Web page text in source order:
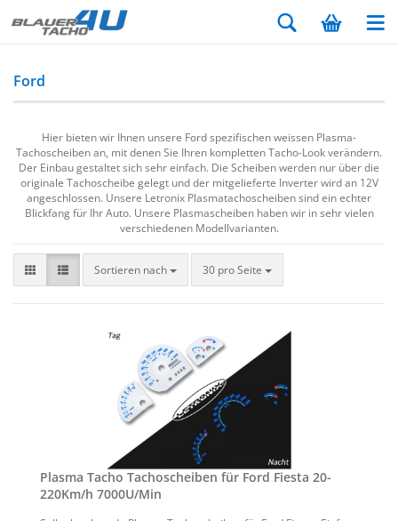
Ford
Hier bieten wir Ihnen unsere Ford spezifischen weissen Plasma-
Tachoscheiben an, mit denen Sie Ihren kompletten Tacho-Look verändern.
Der Einbau gestaltet sich sehr einfach. Die Scheiben werden nur über die
originale Tachoscheibe gelegt und der mitgelieferte Inverter wird an 12V
angeschlossen. Unsere Letronix Plasmatachoscheiben sind ein echter
Blickfang für Ihr Auto. Unsere Plasmascheiben haben wir in sehr vielen
verschiedenen Modellvarianten.
Sortieren nach 30 pro Seite
Plas­ma Tacho Ta­cho­schei­ben für Ford Fi­es­ta 20-​
220Km/h 7000U/Min